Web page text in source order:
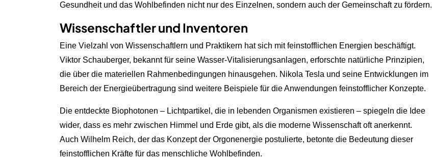
Gesundheit und das Wohlbefinden nicht nur des Einzelnen, sondern auch der Gemeinschaft zu fördern.
Wissenschaftler und Inventoren
Eine Vielzahl von Wissenschaftlern und Praktikern hat sich mit feinstofflichen Energien beschäftigt.
Viktor Schauberger, bekannt für seine Wasser-Vitalisierungsanlagen, erforschte natürliche Prinzipien,
die über die materiellen Rahmenbedingungen hinausgehen. Nikola Tesla und seine Entwicklungen im
Bereich der Energieübertragung sind weitere Beispiele für die Anwendungen feinstofflicher Konzepte.
Die entdeckte Biophotonen – Lichtpartikel, die in lebenden Organismen existieren – spiegeln die Idee
wider, dass es mehr zwischen Himmel und Erde gibt, als die moderne Wissenschaft oft anerkennt.
Auch Wilhelm Reich, der das Konzept der Orgonenergie postulierte, betonte die Bedeutung dieser
feinstofflichen Kräfte für das menschliche Wohlbefinden.